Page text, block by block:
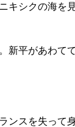
キシクの海を
新平があわて
ンスを失って